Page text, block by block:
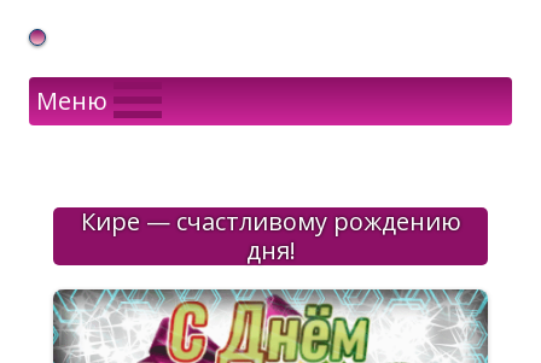
Gif Открытки в подарок
Меню
Кире — счастливому рождению
дня!